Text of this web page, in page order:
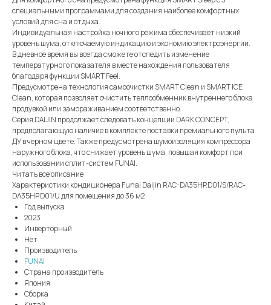
специальными программами для создания наиболее комфортных
условий для сна и отдыха.
Индивидуальная настройка ночного режима обеспечивает низкий
уровень шума, отключаемую индикацию и экономию электроэнергии.
В дневное время вы всегда сможете отследить изменение
температурного показателя в месте нахождения пользователя
благодаря функции SMART Feel.
Предусмотрена технология самоочистки SMART Clean и SMART ICE
Clean, которая позволяет очистить теплообменник внутреннего блока
продувкой или замораживанием соответственно.
Серия DAIJIN продолжает следовать концепции DARK CONCEPT,
предполагающую наличие в комплекте поставки премиального пульта
ДУ в черном цвете. Также предусмотрена шумоизоляция компрессора
наружного блока, что снижает уровень шума, повышая комфорт при
использовании сплит-систем FUNAI.
Читать все описание
Характеристики кондиционера Funai Daijin RAC-DA35HP.D01/S/RAC-
DA35HP.D01/U для помещения до 36 м2
Год выпуска
2023
Инверторный
Нет
Производитель
FUNAI
Страна производитель
Япония
Сборка